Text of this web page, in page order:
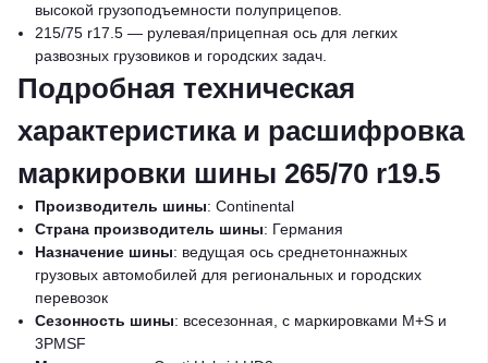
высокой грузоподъемности полуприцепов.
215/75 r17.5 — рулевая/прицепная ось для легких
развозных грузовиков и городских задач.
Подробная техническая
характеристика и расшифровка
маркировки шины 265/70 r19.5
Производитель шины: Continental
Страна производитель шины: Германия
Назначение шины: ведущая ось среднетоннажных
грузовых автомобилей для региональных и городских
перевозок
Сезонность шины: всесезонная, с маркировками M+S и
3PMSF